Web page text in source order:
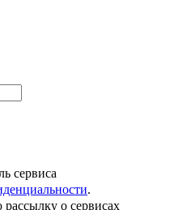
сервиса
.
о сервисах